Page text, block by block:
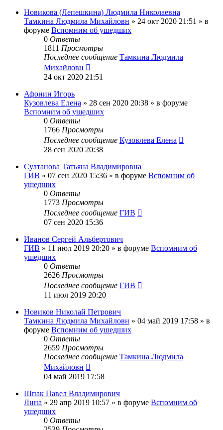
Новикова (Лепешкина) Людмила Николаевна
Тамкина Людмила Михайловн » 24 окт 2020 21:51 » в
форуме Вспомним об ушедших
0 Ответы
1811 Просмотры
Последнее сообщение Тамкина Людмила
Михайловн
24 окт 2020 21:51
Афонин Игорь
Кузовлева Елена » 28 сен 2020 20:38 » в форуме
Вспомним об ушедших
0 Ответы
1766 Просмотры
Последнее сообщение Кузовлева Елена
28 сен 2020 20:38
Султанова Татьяна Владимировна
ГИВ » 07 сен 2020 15:36 » в форуме Вспомним об
ушедших
0 Ответы
1773 Просмотры
Последнее сообщение ГИВ
07 сен 2020 15:36
Иванов Сергей Альбертович
ГИВ » 11 июл 2019 20:20 » в форуме Вспомним об
ушедших
0 Ответы
2626 Просмотры
Последнее сообщение ГИВ
11 июл 2019 20:20
Новиков Николай Петрович
Тамкина Людмила Михайловн » 04 май 2019 17:58 » в
форуме Вспомним об ушедших
0 Ответы
2659 Просмотры
Последнее сообщение Тамкина Людмила
Михайловн
04 май 2019 17:58
Шпак Павел Владимирович
Лина » 29 апр 2019 10:57 » в форуме Вспомним об
ушедших
0 Ответы